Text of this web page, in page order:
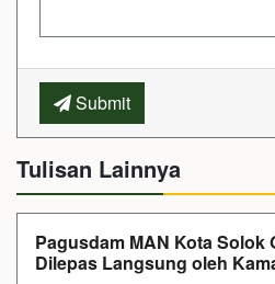
Submit
Tulisan Lainnya
Pagusdam MAN Kota Solok
Dilepas Langsung oleh